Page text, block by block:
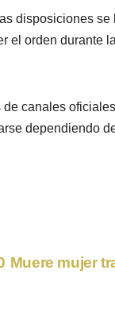
disposiciones
el orden durante
canales
dependiendo
Muere mujer